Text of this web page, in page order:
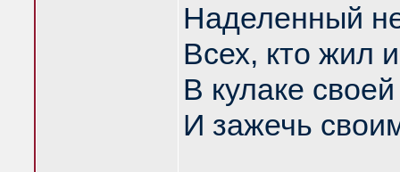
Наделенный
Всех, кто жил
В кулаке
И зажечь